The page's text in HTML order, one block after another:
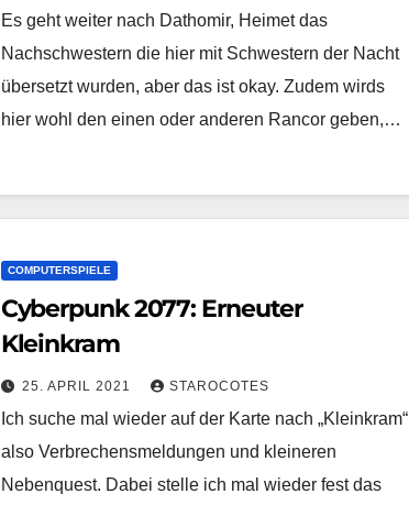
Es geht weiter nach Dathomir, Heimet das
Nachschwestern die hier mit Schwestern der Nacht
übersetzt wurden, aber das ist okay. Zudem wirds
hier wohl den einen oder anderen Rancor geben,…
COMPUTERSPIELE
Cyberpunk 2077: Erneuter
Kleinkram
25. APRIL 2021 STAROCOTES
Ich suche mal wieder auf der Karte nach „Kleinkram“
also Verbrechensmeldungen und kleineren
Nebenquest. Dabei stelle ich mal wieder fest das